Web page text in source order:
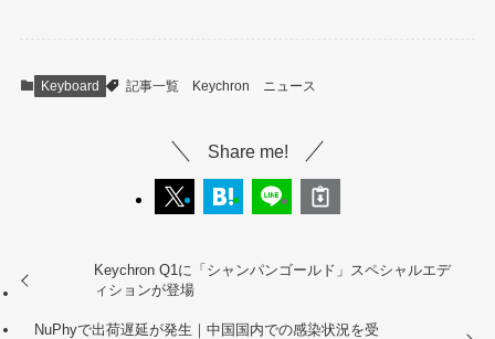
Keyboard 記事一覧 Keychron ニュース
Share me!
Keychron Q1に「シャンパンゴールド」スペシャルエデ
ィションが登場
NuPhyで出荷遅延が発生｜中国国内での感染状況を受